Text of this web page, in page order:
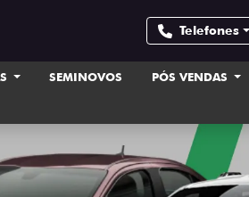
Telefones
SEMINOVOS PÓS VENDAS